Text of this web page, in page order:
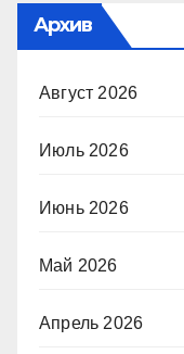
Архив
Август 2026
Июль 2026
Июнь 2026
Май 2026
Апрель 2026